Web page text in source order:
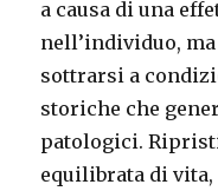
a causa di una
nell’individuo,
sottrarsi a
storiche che
patologici.
equilibrata di